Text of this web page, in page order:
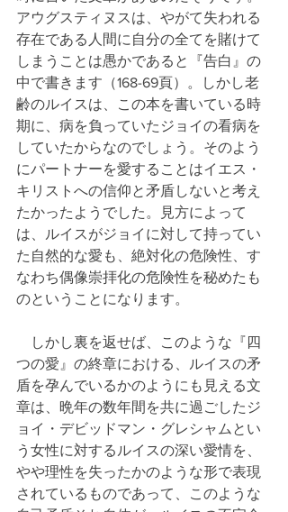
アウグスティヌスは、やがて失われる
存在である人間に自分の全てを賭けて
しまうことは愚かであると『告白』の
中で書きます（168-69頁）。しかし老
齢のルイスは、この本を書いている時
期に、病を負っていたジョイの看病を
していたからなのでしょう。そのよう
にパートナーを愛することはイエス・
キリストへの信仰と矛盾しないと考え
たかったようでした。見方によって
は、ルイスがジョイに対して持ってい
た自然的な愛も、絶対化の危険性、す
なわち偶像崇拝化の危険性を秘めたも
のということになります。
しかし裏を返せば、このような『四
つの愛』の終章における、ルイスの矛
盾を孕んでいるかのようにも見える文
章は、晩年の数年間を共に過ごしたジ
ョイ・デビッドマン・グレシャムとい
う女性に対するルイスの深い愛情を、
やや理性を失ったかのような形で表現
されているものであって、このような